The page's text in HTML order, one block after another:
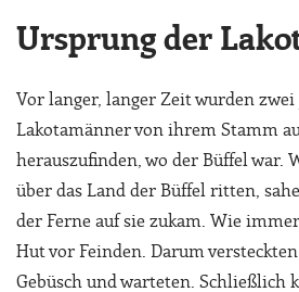
Ursprung der
Vor langer, langer Zeit wurden
Lakotamänner von ihrem Stamm
herauszufinden, wo der Büffel war.
über das Land der Büffel ritten,
der Ferne auf sie zukam. Wie
Hut vor Feinden. Darum
Gebüsch und warteten. Schließlich